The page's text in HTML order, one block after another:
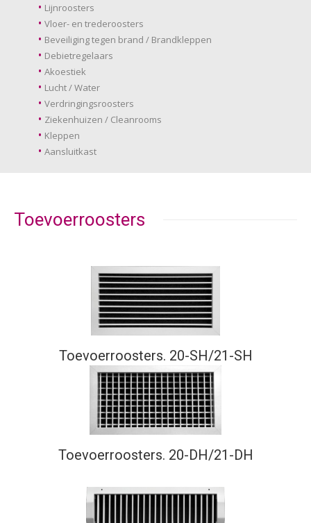
Lijnroosters
Vloer- en trederoosters
Beveiliging tegen brand / Brandkleppen
Debietregelaars
Akoestiek
Lucht / Water
Verdringingsroosters
Ziekenhuizen / Cleanrooms
Kleppen
Aansluitkast
Toevoerroosters
Toevoerroosters. 20-SH/21-SH
Toevoerroosters. 20-DH/21-DH